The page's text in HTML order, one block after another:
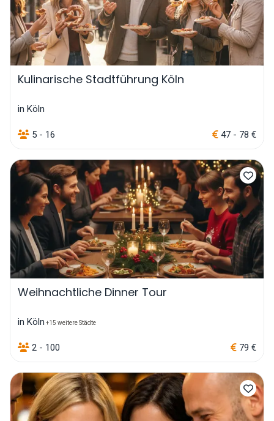
Kulinarische Stadtführung Köln
in Köln
5 - 16 47 - 78 €
Weihnachtliche Dinner Tour
in Köln +15 weitere Städte
2 - 100 79 €